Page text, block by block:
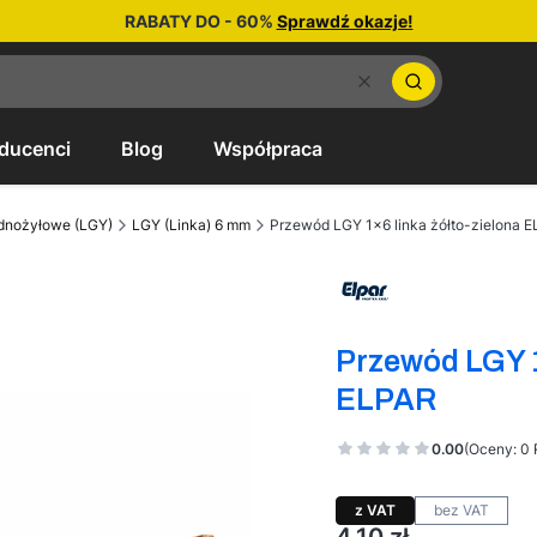
RABATY DO - 60% Sprawdź okazje!
WyczyśćSzukaj
Blog Współpraca
(LGY) LGY (Linka) 6 mm Przewód LGY 1x6 linka żółto-zielona
Przewód
ELPAR
0.00(Oceny: 0
z VAT bez VAT